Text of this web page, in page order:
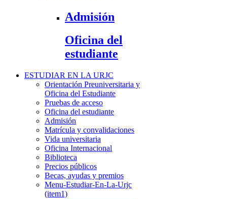
Admisión
Oficina del
estudiante
ESTUDIAR EN LA URJC
Orientación Preuniversitaria y
Oficina del Estudiante
Pruebas de acceso
Oficina del estudiante
Admisión
Matrícula y convalidaciones
Vida universitaria
Oficina Internacional
Biblioteca
Precios públicos
Becas, ayudas y premios
Menu-Estudiar-En-La-Urjc
(item1)